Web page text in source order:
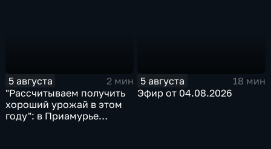
5 августа
2 мин
"Рассчитываем получить
хороший урожай в этом
году": в Приамурье
5 августа
18 мин
Эфир от 04.08.2026